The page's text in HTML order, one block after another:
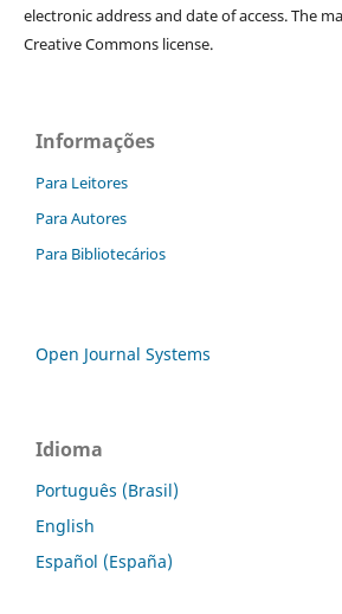
electronic address and date of access. The
Creative Commons license.
Informações
Para Leitores
Para Autores
Para Bibliotecários
Open Journal Systems
Idioma
Português (Brasil)
English
Español (España)